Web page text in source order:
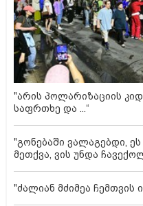
"არის პოლარიზაციის
საფრთხე და ...“
"გონებაში ვალაგებდი,
მეთქვა, ვის უნდა
"ძალიან მძიმეა ჩემთვის